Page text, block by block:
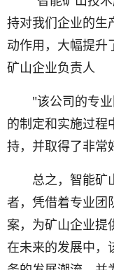
持对我们企业的生
动作用，大幅提
矿山企业负责人
"该公司的专
的制定和实施过程
持，并取得了非
总之，智能矿
者，凭借着专业团
案，为矿山企业提
在未来的发展中，